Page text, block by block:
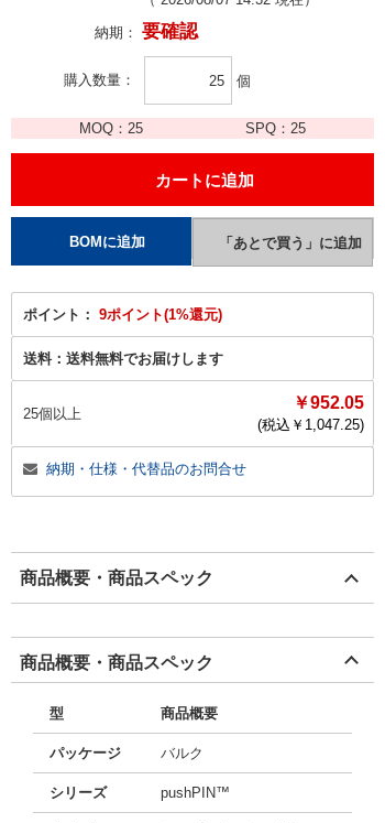
納期： 要確認
購入数量 個
MOQ： 25 SPQ：25
ポイント： 9ポイント(1%還元)
送料： 送料無料でお届けします
25個以上
￥952.05
(税込￥ 1,047.25)
納期・仕様・代替品のお問合せ
商品概要・商品スペック
商品概要・商品スペック
型 商品概要
パッケージ バルク
シリーズ pushPIN™